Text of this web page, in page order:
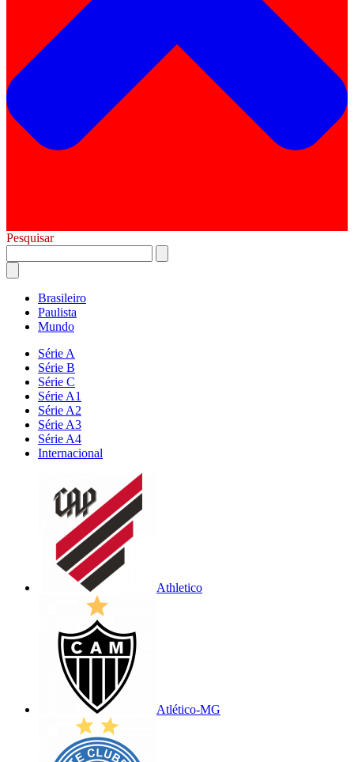
Pesquisar
Brasileiro
Paulista
Mundo
Série A
Série B
Série C
Série A1
Série A2
Série A3
Série A4
Internacional
Athletico
Atlético-MG